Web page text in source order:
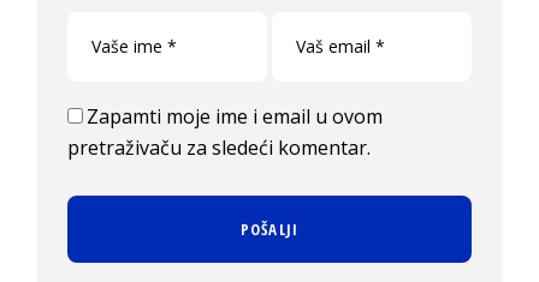
Zapamti moje ime i email u ovom
pretraživaču za sledeći komentar.